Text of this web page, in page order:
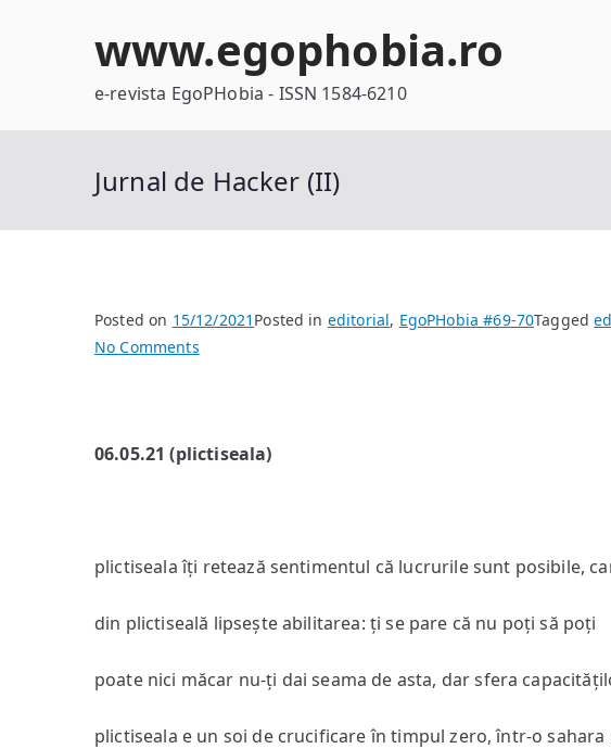
www.egophobia.ro
e-revista EgoPHobia - ISSN 1584-6210
Jurnal de Hacker (II)
Posted on 15/12/2021 Posted in editorial, EgoPHobia #69-70Tagged
No Commentson
(II)
06.05.21 (plictiseala)
plictiseala îți retează sentimentul că lucrurile sunt posibile,
din plictiseală lipsește abilitarea: ți se pare că nu poți să poți
poate nici măcar nu-ți dai seama de asta, dar sfera
plictiseala e un soi de crucificare în timpul zero, într-o